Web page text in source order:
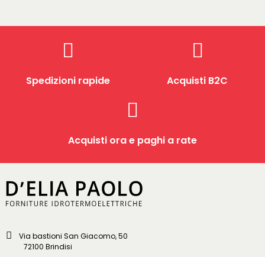
Spedizioni rapide Acquisti B2C
Acquisti ora e paghi a rate
Via bastioni San Giacomo, 50
72100 Brindisi